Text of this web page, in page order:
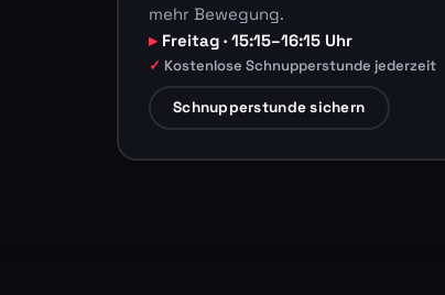
mehr Bewegung.
Freitag · 15:15–16:15 Uhr
Kostenlose Schnupperstunde jederzeit
Schnupperstunde sichern